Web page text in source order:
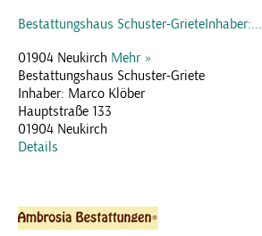
Bestattungshaus Schuster-GrieteInhaber:...
01904 Neukirch Mehr »
Bestattungshaus Schuster-Griete
Inhaber: Marco Klöber
Hauptstraße 133
01904 Neukirch
Details